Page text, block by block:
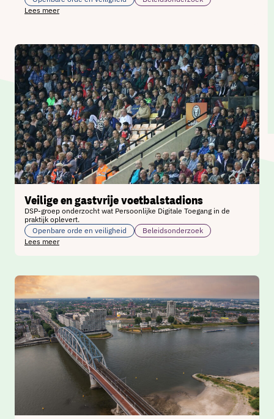
Lees meer
Veilige en gastvrije voetbalstadions
DSP-groep onderzocht wat Persoonlijke Digitale Toegang in de
praktijk oplevert.
Openbare orde en veiligheid
Beleidsonderzoek
Lees meer